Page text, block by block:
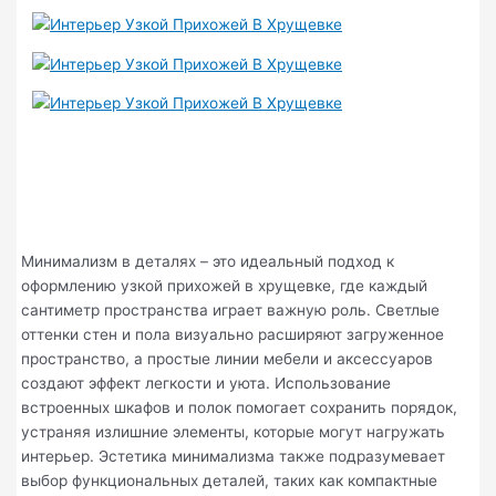
Минимализм в деталях – это идеальный подход к
оформлению узкой прихожей в хрущевке, где каждый
сантиметр пространства играет важную роль. Светлые
оттенки стен и пола визуально расширяют загруженное
пространство, а простые линии мебели и аксессуаров
создают эффект легкости и уюта. Использование
встроенных шкафов и полок помогает сохранить порядок,
устраняя излишние элементы, которые могут нагружать
интерьер. Эстетика минимализма также подразумевает
выбор функциональных деталей, таких как компактные